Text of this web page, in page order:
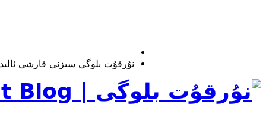
نۇرقۇت بلوگى سىزنى قارشى